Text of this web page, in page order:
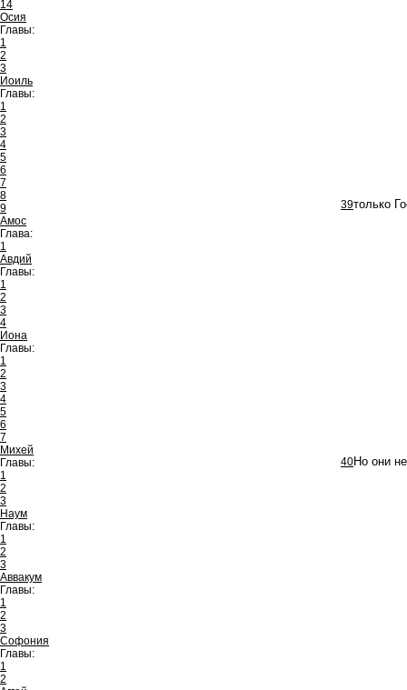
14
Осия
Главы:
1
2
3
Иоиль
Главы:
1
2
3
4
5
6
7
8
9
Амос
Глава:
1
Авдий
Главы:
1
2
3
4
Иона
Главы:
1
2
3
4
5
6
7
Михей
Главы:
1
2
3
Наум
Главы:
1
2
3
Аввакум
Главы:
1
2
3
Софония
Главы:
1
2
39только
40Но они